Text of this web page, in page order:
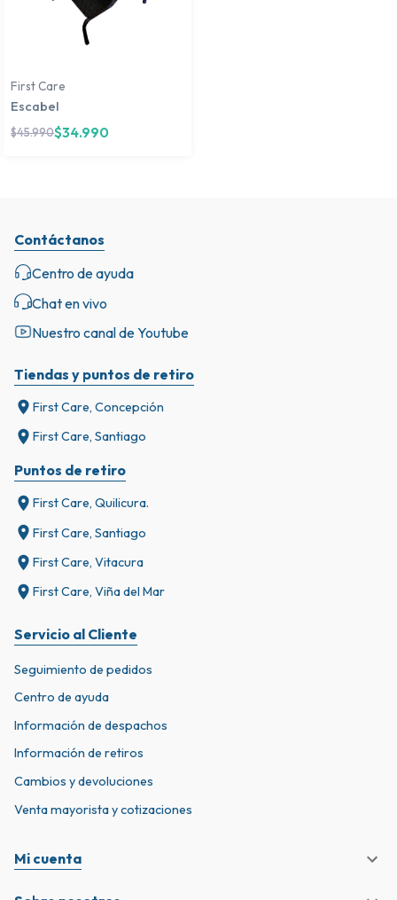
First Care
Escabel
$45.990$34.990
Tiendas y puntos de retiro
First Care, Concepción
First Care, Santiago
Puntos de retiro
First Care, Quilicura.
First Care, Santiago
First Care, Vitacura
First Care, Viña del Mar
Servicio al Cliente
Seguimiento de pedidos
Centro de ayuda
Información de despachos
Información de retiros
Cambios y devoluciones
Venta mayorista y cotizaciones
Mi cuenta
Contáctanos
Centro de ayuda
Chat en vivo
Nuestro canal de Youtube